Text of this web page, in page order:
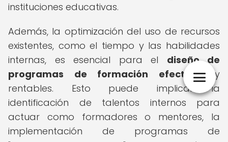
instituciones educativas.
Además, la optimización del uso de recursos
existentes, como el tiempo y las habilidades
internas, es esencial para el diseño de
programas de formación efectivosy
rentables. Esto puede implicar la
identificación de talentos internos para
actuar como formadores o mentores, la
implementación de programas de